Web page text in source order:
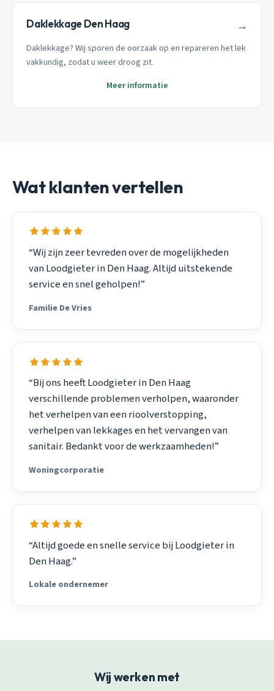
Daklekkage Den Haag →
Daklekkage? Wij sporen de oorzaak op en repareren het lek
vakkundig, zodat u weer droog zit.
Meer informatie
Wat klanten vertellen
“Wij zijn zeer tevreden over de mogelijkheden
van Loodgieter in Den Haag. Altijd uitstekende
service en snel geholpen!”
Familie De Vries
“Bij ons heeft Loodgieter in Den Haag
verschillende problemen verholpen, waaronder
het verhelpen van een rioolverstopping,
verhelpen van lekkages en het vervangen van
sanitair. Bedankt voor de werkzaamheden!”
Woningcorporatie
“Altijd goede en snelle service bij Loodgieter in
Den Haag.”
Lokale ondernemer
Wij werken met